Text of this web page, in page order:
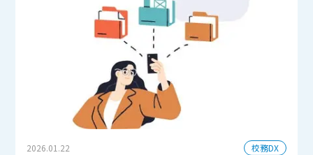
2026.01.22 校務DX